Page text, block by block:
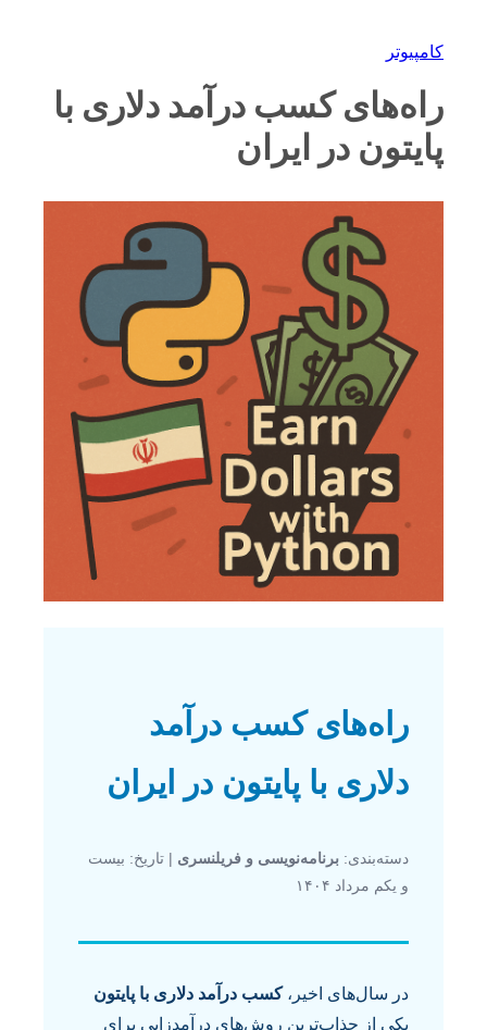
کامپیوتر
راه‌های کسب درآمد دلاری با
پایتون در ایران
راه‌های کسب درآمد
دلاری با پایتون در ایران
دسته‌بندی: برنامه‌نویسی و فریلنسری | تاریخ: بیست
و یکم مرداد ۱۴۰۴
در سال‌های اخیر،کسب درآمد دلاری با پایتون
یکی از جذاب‌ترین روش‌های درآمدزایی برای